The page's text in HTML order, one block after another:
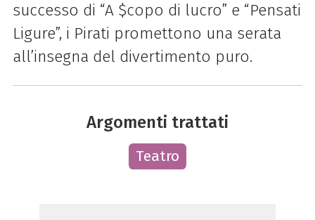
successo di “A $copo di lucro” e “Pensati
Ligure”, i Pirati promettono una serata
all’insegna del divertimento puro.
Argomenti trattati
Teatro